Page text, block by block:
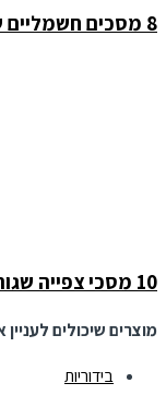
8 מסכים חשמליים שמתאימים לעיצוב פנים מודרני
10 מסכי צפייה שגורמים גם למצגת להיראות כמו סרט
מוצרים שיכולים לעניין
בידוריות